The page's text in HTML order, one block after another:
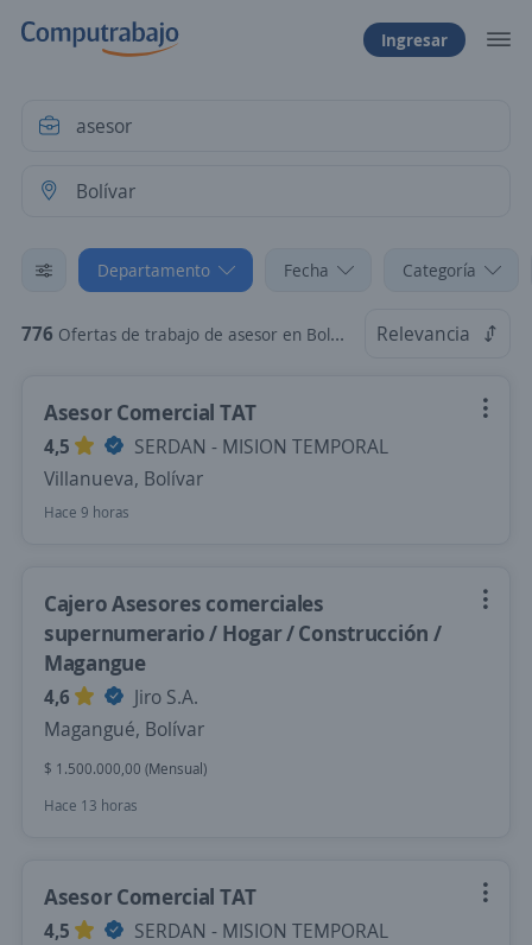
Ingresar
Departamento Fecha Categoría
776 Ofertas de trabajo de asesor en Bolívar Relevancia
Asesor Comercial TAT
4,5
SERDAN - MISION TEMPORAL
Villanueva, Bolívar
Hace 9 horas
Cajero Asesores comerciales
supernumerario / Hogar / Construcción /
Magangue
4,6
Jiro S.A.
Magangué, Bolívar
$ 1.500.000,00 (Mensual)
Hace 13 horas
Asesor Comercial TAT
4,5
SERDAN - MISION TEMPORAL